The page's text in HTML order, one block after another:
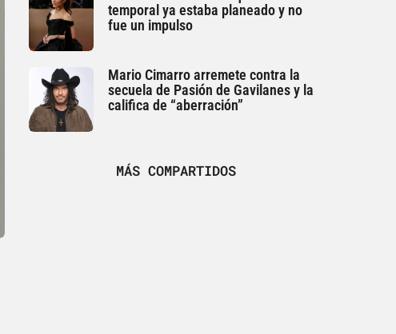
temporal ya estaba planeado y no
fue un impulso
Mario Cimarro arremete contra la
secuela de Pasión de Gavilanes y la
califica de “aberración”
MÁS COMPARTIDOS